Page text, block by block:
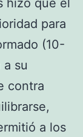
hizo que el
para
(10-
su
contra
a los